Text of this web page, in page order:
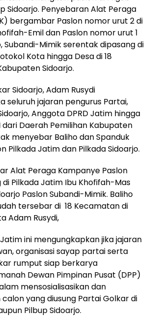
Sidoarjo. Penyebaran Alat Peraga
bergambar Paslon nomor urut 2 di
Emil dan Paslon nomor urut 1
Subandi-Mimik serentak dipasang di
Kota hingga Desa di 18
Sidoarjo.
Sidoarjo, Adam Rusydi
seluruh jajaran pengurus Partai,
Anggota DPRD Jatim hingga
dari Daerah Pemilihan Kabupaten
menyebar Baliho dan Spanduk
Pilkada Jatim dan Pilkada Sidoarjo.
Alat Peraga Kampanye Paslon
di Pilkada Jatim Ibu Khofifah-Mas
Paslon Subandi-Mimik. Baliho
tersebar di 18 Kecamatan di
Adam Rusydi,
ini mengungkapkan jika jajaran
organisasi sayap partai serta
rumput siap berkarya
Dewan Pimpinan Pusat (DPP)
mensosialisasikan dan
yang diusung Partai Golkar di
Pilbup Sidoarjo.